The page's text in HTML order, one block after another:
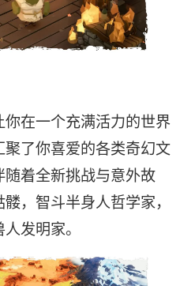
在一个充满活力的世界
了你喜爱的各类奇幻文
着全新挑战与意外故
，智斗半身人哲学家，
发明家。